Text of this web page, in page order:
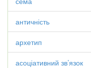
античність
архетип
асоціативний зв’язок